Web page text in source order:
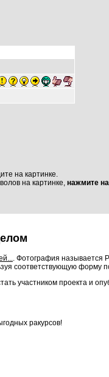
на картинке.
на картинке, нажмите
. Фотография называется
соответствующую форму
участником проекта и
ракурсов!